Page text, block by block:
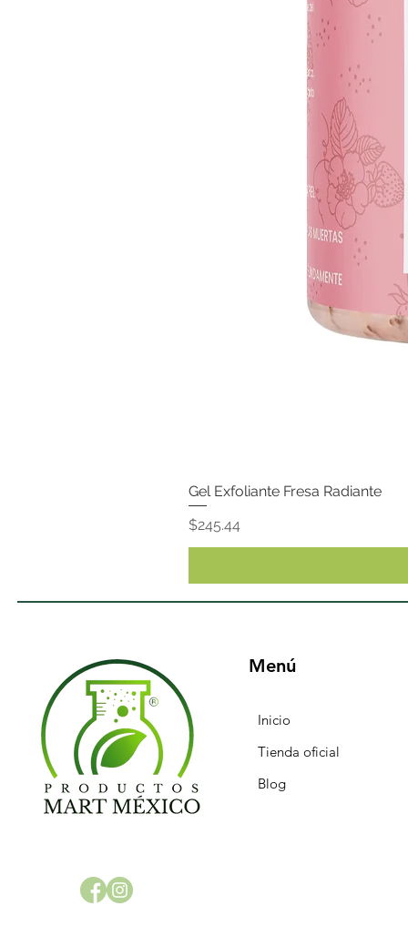
Gel Exfoliante Fresa Radiante
Precio
$245.44
Menú
Inicio
Tienda oficial
Blog